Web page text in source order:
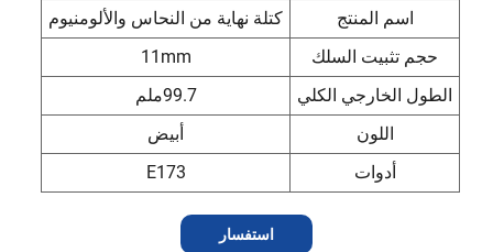
اسم المنتج
كتلة نهاية من النحاس والألومنيوم
حجم تثبيت السلك
11mm
الطول الخارجي الكلي
99.7ملم
اللون
أبيض
أدوات
E173
استفسار